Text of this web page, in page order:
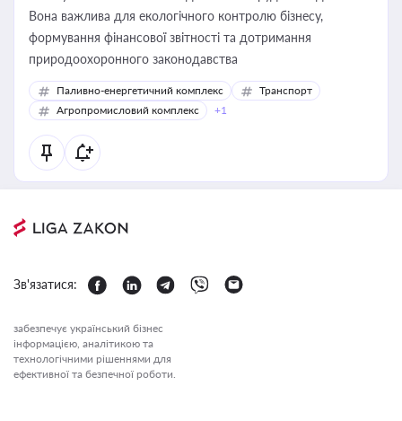
Вона важлива для екологічного контролю бізнесу,
формування фінансової звітності та дотримання
природоохоронного законодавства
Паливно-енергетичний комплекс
Транспорт
Агропромисловий комплекс
+1
Зв'язатися:
забезпечує український бізнес
інформацією, аналітикою та
технологічними рішеннями для
ефективної та безпечної роботи.